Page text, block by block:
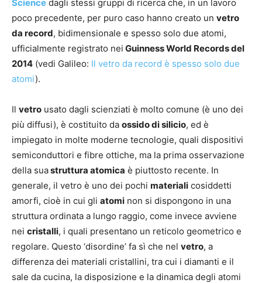
Science dagli stessi gruppi di ricerca che, in un lavoro
poco precedente, per puro caso hanno creato un vetro
da record, bidimensionale e spesso solo due atomi,
ufficialmente registrato nei Guinness World Records del
2014 (vedi Galileo: Il vetro da record è spesso solo due
atomi).
Il vetro usato dagli scienziati è molto comune (è uno dei
più diffusi), è costituito da ossido di silicio, ed è
impiegato in molte moderne tecnologie, quali dispositivi
semiconduttori e fibre ottiche, ma la prima osservazione
della suastruttura atomica è piuttosto recente. In
generale, il vetro è uno dei pochi materiali cosiddetti
amorfi, cioè in cui gli atomi non si dispongono in una
struttura ordinata a lungo raggio, come invece avviene
nei cristalli, i quali presentano un reticolo geometrico e
regolare. Questo ‘disordine’ fa sì che nel vetro, a
differenza dei materiali cristallini, tra cui i diamanti e il
sale da cucina, la disposizione e la dinamica degli atomi